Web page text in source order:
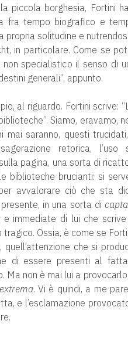
piccola borghesia, Fortini
fra tempo biografico e
propria solitudine e
in particolare. Come se
specialistico il senso di
generali”, appunto.
al riguardo. Fortini scrive:
Siamo, eravamo,
mai saranno, questi
retorica,
pagina, una sorta di
biblioteche brucianti: si
avvalorare ciò che sta
in una sorta di
e immediate di lui che
Ossia, è come se
che si
di essere presenti al
Ma non è mai lui a
extrema. Vi è quindi, a me
e l’esclamazione